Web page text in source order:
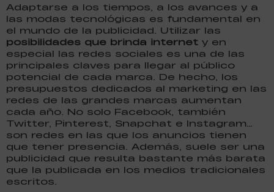
Adaptarse a los tiempos, a los avances y a
las modas tecnológicas es fundamental en
el mundo de la publicidad. Utilizar las
posibilidades que brinda internet y en
especial las redes sociales es una de las
principales claves para llegar al público
potencial de cada marca. De hecho, los
presupuestos dedicados al marketing en las
redes de las grandes marcas aumentan
cada año. No solo Facebook, también
Twitter, Pinterest, Snapchat e Instagram…
son redes en las que los anuncios tienen
que tener presencia. Además, suele ser una
publicidad que resulta bastante más barata
que la publicada en los medios tradicionales
escritos.